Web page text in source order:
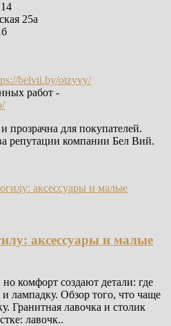
25а
belvii.by/otzyvy/
работ -
для покупателей.
репутации компании Бел Вий.
аксессуары и малые
комфорт создают детали: где
и лампадку. Обзор того, что чаще
Гранитная лавочка и столик
лавочк..